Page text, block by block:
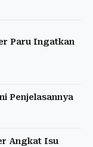
Paru Ingatkan
Penjelasannya
Angkat Isu